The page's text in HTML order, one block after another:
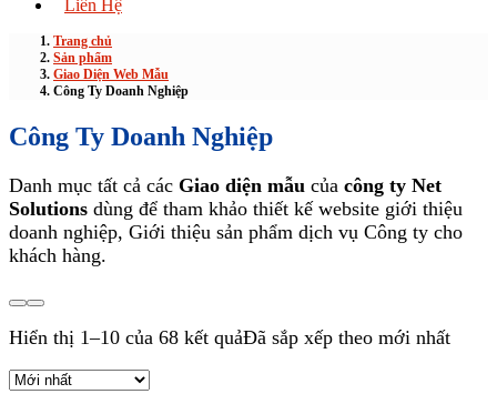
Liên Hệ
Trang chủ
Sản phẩm
Giao Diện Web Mẫu
Công Ty Doanh Nghiệp
Công Ty Doanh Nghiệp
Danh mục tất cả các Giao diện mẫu của công ty Net
Solutions dùng để tham khảo thiết kế website giới thiệu
doanh nghiệp, Giới thiệu sản phẩm dịch vụ Công ty cho
khách hàng.
Hiển thị 1–10 của 68 kết quảĐã sắp xếp theo mới nhất